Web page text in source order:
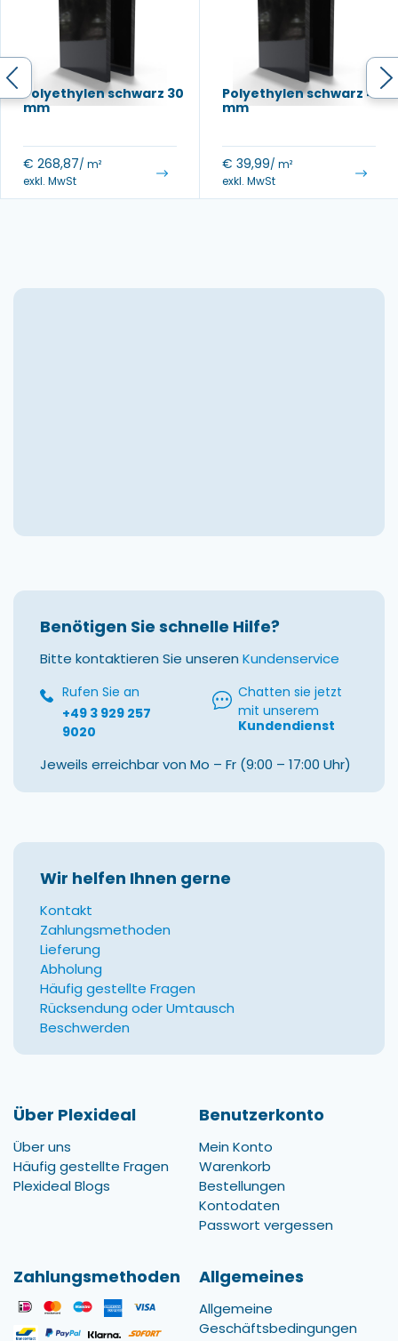
Polyethylen schwarz 30
mm
€ 268,87/ m²
exkl. MwSt
Polyethylen schwarz 4
mm
€ 39,99/ m²
exkl. MwSt
Benötigen Sie schnelle Hilfe?
Bitte kontaktieren Sie unseren Kundenservice
Rufen Sie an
+49 3 929 257
9020
Chatten sie jetzt
mit unserem
Kundendienst
Jeweils erreichbar von Mo – Fr (9:00 – 17:00 Uhr)
Wir helfen Ihnen gerne
Kontakt
Zahlungsmethoden
Lieferung
Abholung
Häufig gestellte Fragen
Rücksendung oder Umtausch
Beschwerden
Über Plexideal
Über uns
Häufig gestellte Fragen
Plexideal Blogs
Benutzerkonto
Mein Konto
Warenkorb
Bestellungen
Kontodaten
Passwort vergessen
Zahlungsmethoden Allgemeines
Allgemeine
Geschäftsbedingungen